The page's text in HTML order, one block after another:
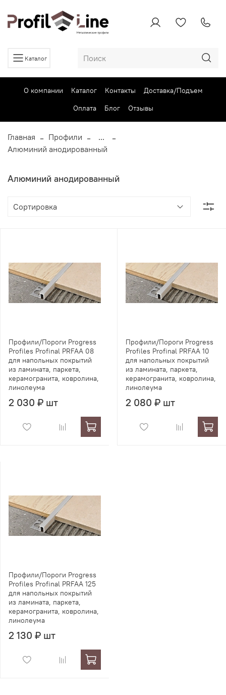
Каталог
О компании Каталог Контакты
Доставка/Подъем
Оплата
Блог Отзывы
Главная Профили
...
Алюминий анодированный
Алюминий анодированный
Профили/Пороги Progress
Profiles Profinal PRFAA 08
для напольных покрытий
из ламината, паркета,
керамогранита, ковролина,
линолеума
2 030 ₽ шт
Профили/Пороги Progress
Profiles Profinal PRFAA 10
для напольных покрытий
из ламината, паркета,
керамогранита, ковролина,
линолеума
2 080 ₽ шт
Профили/Пороги Progress
Profiles Profinal PRFAA 125
для напольных покрытий
из ламината, паркета,
керамогранита, ковролина,
линолеума
2 130 ₽ шт